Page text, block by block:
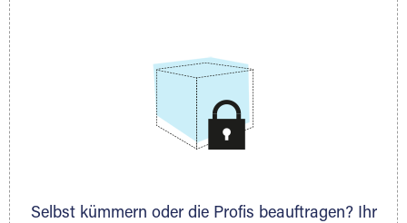
Selbst kümmern oder die Profis beauftragen? Ihr